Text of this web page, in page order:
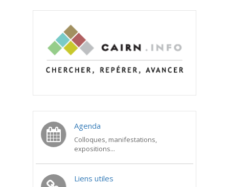
Agenda
Colloques, manifestations,
expositions...
Liens utiles